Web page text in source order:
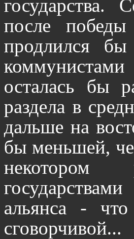
государства.
после
продлился
осталась бы
раздела в
дальше на
бы меньшей,
альянса -
сговорчивой...